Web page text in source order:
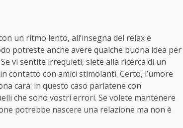
un ritmo lento, all’insegna del relax e
potreste anche avere qualche buona idea per
vi sentite irrequieti, siete alla ricerca di un
con amici stimolanti. Certo, l’umore
cara: in questo caso parlatene con
che sono vostri errori. Se volete mantenere
potrebbe nascere una relazione ma non è